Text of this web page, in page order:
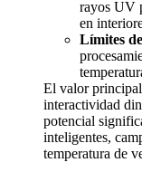
rayos UV
en
Límites
El valor
interactividad
potencial
inteligentes,
temperatura de